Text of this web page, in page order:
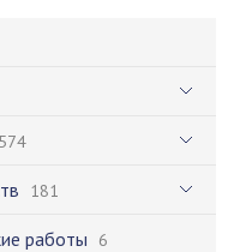
574
181
работы 6